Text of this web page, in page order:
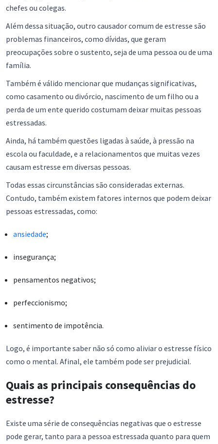
chefes ou colegas.
Além dessa situação, outro causador comum de estresse são
problemas financeiros, como dívidas, que geram
preocupações sobre o sustento, seja de uma pessoa ou de uma
família.
Também é válido mencionar que mudanças significativas,
como casamento ou divórcio, nascimento de um filho ou a
perda de um ente querido costumam deixar muitas pessoas
estressadas.
Ainda, há também questões ligadas à saúde, à pressão na
escola ou faculdade, e a relacionamentos que muitas vezes
causam estresse em diversas pessoas.
Todas essas circunstâncias são consideradas externas.
Contudo, também existem fatores internos que podem deixar
pessoas estressadas, como:
ansiedade;
insegurança;
pensamentos negativos;
perfeccionismo;
sentimento de impotência.
Logo, é importante saber não só como aliviar o estresse físico
como o mental. Afinal, ele também pode ser prejudicial.
Quais as principais consequências do
estresse?
Existe uma série de consequências negativas que o estresse
pode gerar, tanto para a pessoa estressada quanto para quem